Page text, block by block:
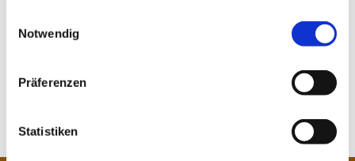
Notwendig
Präferenzen
Statistiken